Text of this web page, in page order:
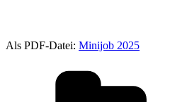
Als PDF-Datei: Minijob 2025